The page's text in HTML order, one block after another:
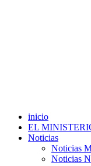
inicio
EL
Noticias
Noticias
Noticias